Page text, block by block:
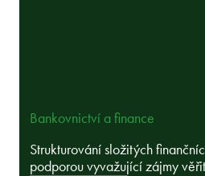
Bankovnictví a finance
Strukturování složitých
podporou vyvažující zájmy